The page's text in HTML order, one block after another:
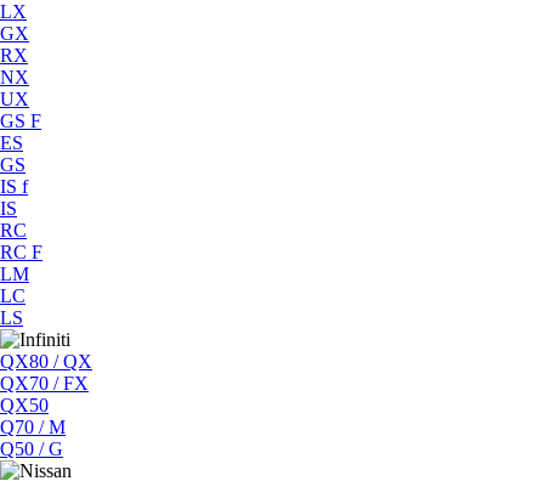
LX
GX
RX
NX
UX
GS F
ES
GS
IS f
IS
RC
RC F
LM
LC
LS
QX80 / QX
QX70 / FX
QX50
Q70 / M
Q50 / G